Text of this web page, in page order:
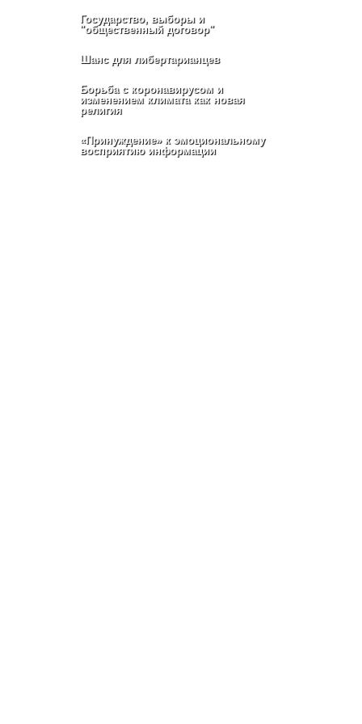
Государство, выборы и
"общественный договор"
Шанс для либертарианцев
Борьба с коронавирусом и
изменением климата как новая
религия
«Принуждение» к эмоциональному
восприятию информации